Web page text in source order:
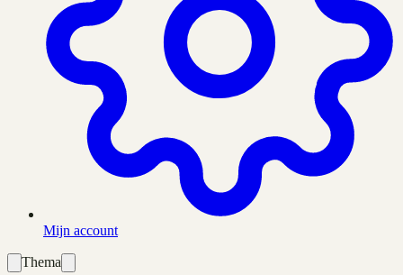
Mijn account
Thema